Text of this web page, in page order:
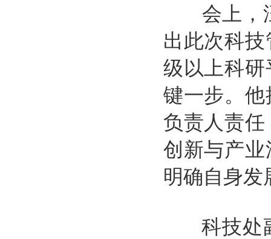
会上，
出此次科
级以上科
键一步。
负责人责
创新与产
明确自身发
科技处